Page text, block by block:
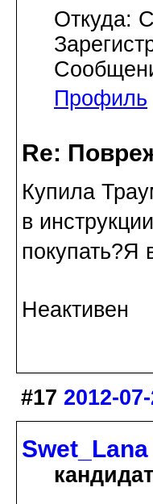
Откуда:
Профиль
Re:
Купила
в
покупать?Я
Неактивен
#17 2012-
Swet_Lana